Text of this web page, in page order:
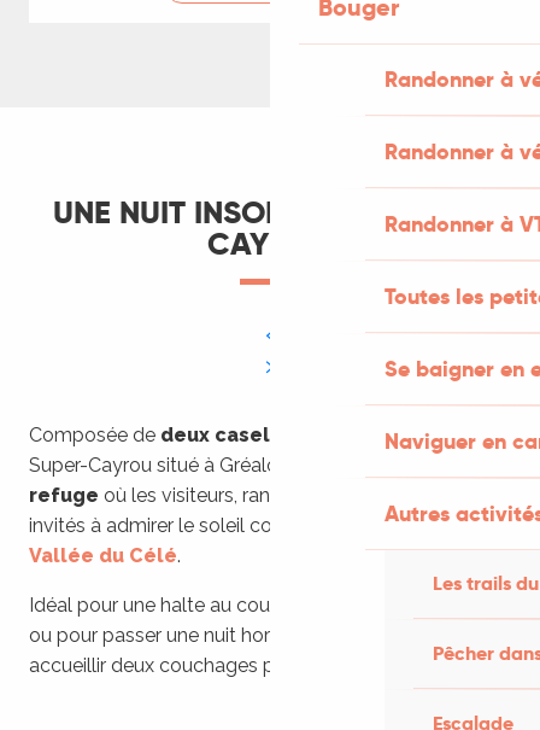
Bouger
Randonner à
Randonner à
Randonner à
Toutes les
Se baigner en
Naviguer en
Autres
Les trails
Pêcher
Escalade
UNE NUIT INSOLITE AU SUPER-
CAYROU
Composée de deux caselles
en pierres sèches, le
Super-Cayrou situé à Gréalou est une
refuge où les visiteurs, randonneurs et pèlerins sont
invités à admirer le soleil couchant et les falaises de la
Vallée du Célé.
Idéal pour une halte au cours d’une longue randonnée
ou pour passer une nuit hors du commun, ce lieu peut
accueillir deux couchages par caselle.